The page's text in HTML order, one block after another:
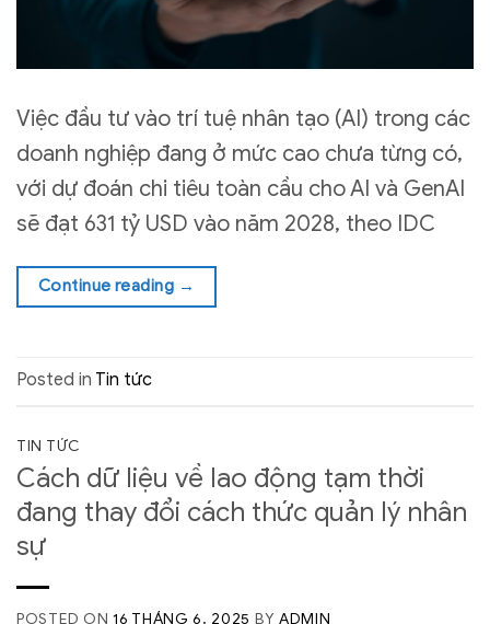
Việc đầu tư vào trí tuệ nhân tạo (AI) trong các
doanh nghiệp đang ở mức cao chưa từng có,
với dự đoán chi tiêu toàn cầu cho AI và GenAI
sẽ đạt 631 tỷ USD vào năm 2028, theo IDC
Continue reading →
Posted in Tin tức
TIN TỨC
Cách dữ liệu về lao động tạm thời
đang thay đổi cách thức quản lý nhân
sự
POSTED ON 16 THÁNG 6, 2025 BYADMIN